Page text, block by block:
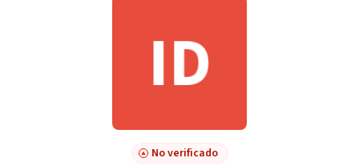
No verificado